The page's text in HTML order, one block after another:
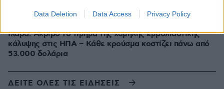
Data Deletion Data Access Privacy Policy
Κράζεις, θαυμάζεις - Ξεπούλησε αυτό το αυτοκίνητο
Ιλαρά: Ακριβό το τίμημα της χαμηλής εμβολιαστικής
κάλυψης στις ΗΠΑ – Κάθε κρούσμα κοστίζει πάνω από
53.000 δολάρια
ΔΕΙΤΕ ΟΛΕΣ ΤΙΣ ΕΙΔΗΣΕΙΣ